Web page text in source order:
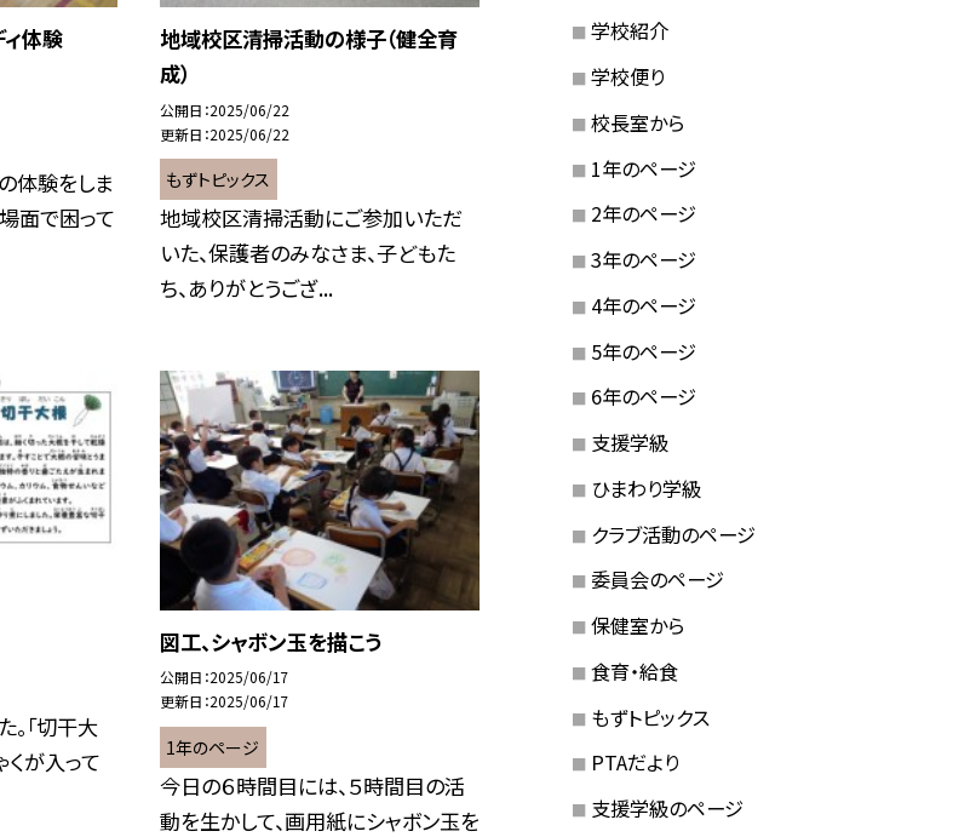
体験
体験をしま
面で困って
地域校区清掃活動の様子（健全育
成）
公開日 2025/06/22
更新日 2025/06/22
もずトピックス
地域校区清掃活動にご参加いただ
いた、保護者のみなさま、子どもた
ち、ありがとうござ...
「切干大
が入って
図工、シャボン玉を描こう
公開日 2025/06/17
更新日 2025/06/17
1年のページ
今日の６時間目には、５時間目の活
動を生かして、画用紙にシャボン玉を
学校紹介
学校便り
校長室から
1年のページ
2年のページ
3年のページ
4年のページ
5年のページ
6年のページ
支援学級
ひまわり学級
クラブ活動のページ
委員会のページ
保健室から
食育・給食
もずトピックス
PTAだより
支援学級のページ